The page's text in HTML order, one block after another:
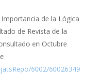
de la Lógica
de Revista de la
en Octubre
6002/60026349